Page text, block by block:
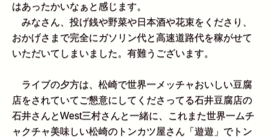
はあったかいなぁと感じます。
みなさん、投げ銭や野菜や日本酒や花束をくださり、
おかげさまで完全にガソリン代と高速道路代を稼がせて
いただいてしまいました。有難うございます。
ライブの夕方は、松崎で世界一メッチャおいしい豆腐
店をされていてご懇意にしてくださってる石井豆腐店の
石井さんとWest三村さんと一緒に、これまた世界一ムチ
ャクチャ美味しい松崎のトンカツ屋さん「遊遊」でトン